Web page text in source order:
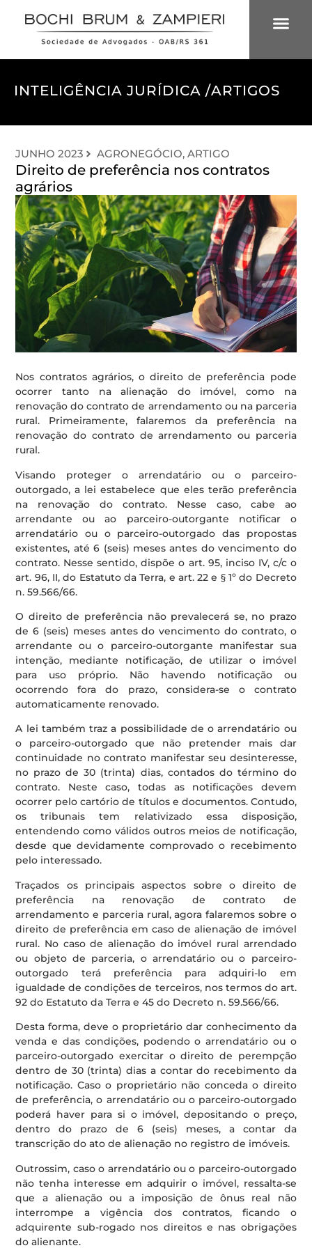
INTELIGÊNCIA JURÍDICA /ARTIGOS
JUNHO 2023 AGRONEGÓCIO,ARTIGO
Direito de preferência nos contratos
agrários
Nos contratos agrários, o direito de preferência pode
ocorrer tanto na alienação do imóvel, como na
renovação do contrato de arrendamento ou na parceria
rural. Primeiramente, falaremos da preferência na
renovação do contrato de arrendamento ou parceria
rural.
Visando proteger o arrendatário ou o parceiro-
outorgado, a lei estabelece que eles terão preferência
na renovação do contrato. Nesse caso, cabe ao
arrendante ou ao parceiro-outorgante notificar o
arrendatário ou o parceiro-outorgado das propostas
existentes, até 6 (seis) meses antes do vencimento do
contrato. Nesse sentido, dispõe o art. 95, inciso IV, c/c o
art. 96, II, do Estatuto da Terra, e art. 22 e § 1º do Decreto
n. 59.566/66.
O direito de preferência não prevalecerá se, no prazo
de 6 (seis) meses antes do vencimento do contrato, o
arrendante ou o parceiro-outorgante manifestar sua
intenção, mediante notificação, de utilizar o imóvel
para uso próprio. Não havendo notificação ou
ocorrendo fora do prazo, considera-se o contrato
automaticamente renovado.
A lei também traz a possibilidade de o arrendatário ou
o parceiro-outorgado que não pretender mais dar
continuidade no contrato manifestar seu desinteresse,
no prazo de 30 (trinta) dias, contados do término do
contrato. Neste caso, todas as notificações devem
ocorrer pelo cartório de títulos e documentos. Contudo,
os tribunais tem relativizado essa disposição,
entendendo como válidos outros meios de notificação,
desde que devidamente comprovado o recebimento
pelo interessado.
Traçados os principais aspectos sobre o direito de
preferência na renovação de contrato de
arrendamento e parceria rural, agora falaremos sobre o
direito de preferência em caso de alienação de imóvel
rural. No caso de alienação do imóvel rural arrendado
ou objeto de parceria, o arrendatário ou o parceiro-
outorgado terá preferência para adquiri-lo em
igualdade de condições de terceiros, nos termos do art.
92 do Estatuto da Terra e 45 do Decreto n. 59.566/66.
Desta forma, deve o proprietário dar conhecimento da
venda e das condições, podendo o arrendatário ou o
parceiro-outorgado exercitar o direito de perempção
dentro de 30 (trinta) dias a contar do recebimento da
notificação. Caso o proprietário não conceda o direito
de preferência, o arrendatário ou o parceiro-outorgado
poderá haver para si o imóvel, depositando o preço,
dentro do prazo de 6 (seis) meses, a contar da
transcrição do ato de alienação no registro de imóveis.
Outrossim, caso o arrendatário ou o parceiro-outorgado
não tenha interesse em adquirir o imóvel, ressalta-se
que a alienação ou a imposição de ônus real não
interrompe a vigência dos contratos, ficando o
adquirente sub-rogado nos direitos e nas obrigações
do alienante.